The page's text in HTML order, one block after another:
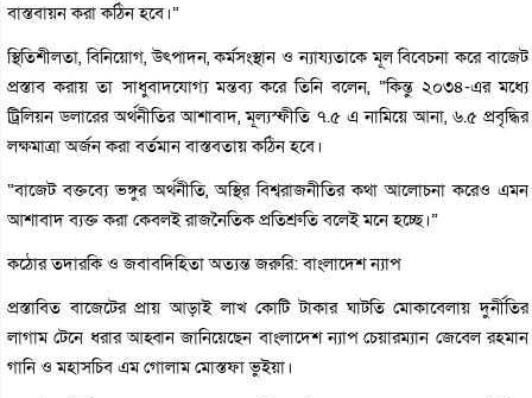
বাস্তবায়ন করা কঠিন হবে।”
স্থিতিশীলতা, বিনিয়োগ, উৎপাদন, কর্মসংস্থান ও ন্যায্যতাকে মূল বিবেচনা করে বাজেট
প্রস্তাব করায় তা সাধুবাদযোগ্য মন্তব্য করে তিনি বলেন, “কিন্তু ২০৩৪-এর মধ্যে
ট্রিলিয়ন ডলারের অর্থনীতির আশাবাদ, মূল্যস্ফীতি ৭.৫ এ নামিয়ে আনা, ৬.৫ প্রবৃদ্ধির
লক্ষমাত্রা অর্জন করা বর্তমান বাস্তবতায় কঠিন হবে।
“বাজেট বক্তব্যে ভঙ্গুর অর্থনীতি, অস্থির বিশ্বরাজনীতির কথা আলোচনা করেও এমন
আশাবাদ ব্যক্ত করা কেবলই রাজনৈতিক প্রতিশ্রুতি বলেই মনে হচ্ছে।”
কঠোর তদারকি ও জবাবদিহিতা অত্যন্ত জরুরি: বাংলাদেশ ন্যাপ
প্রস্তাবিত বাজেটের প্রায় আড়াই লাখ কোটি টাকার ঘাটতি মোকাবেলায় দুর্নীতির
লাগাম টেনে ধরার আহ্বান জানিয়েছেন বাংলাদেশ ন্যাপ চেয়ারম্যান জেবেল রহমান
গানি ও মহাসচিব এম গোলাম মোস্তফা ভুইয়া।